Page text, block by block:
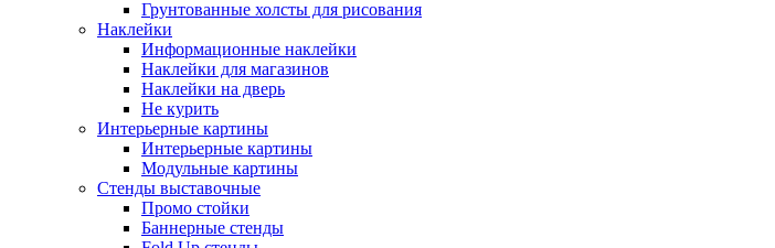
Грунтованные холсты для рисования
Наклейки
Информационные наклейки
Наклейки для магазинов
Наклейки на дверь
Не курить
Интерьерные картины
Интерьерные картины
Модульные картины
Стенды выставочные
Промо стойки
Баннерные стенды